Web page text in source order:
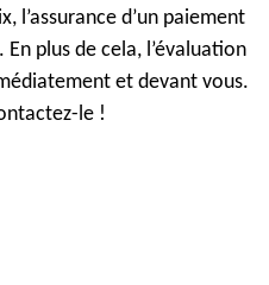
l’assurance d’un paiement
plus de cela, l’évaluation
et devant vous.
le !